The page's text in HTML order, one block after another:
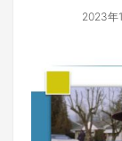
2023年